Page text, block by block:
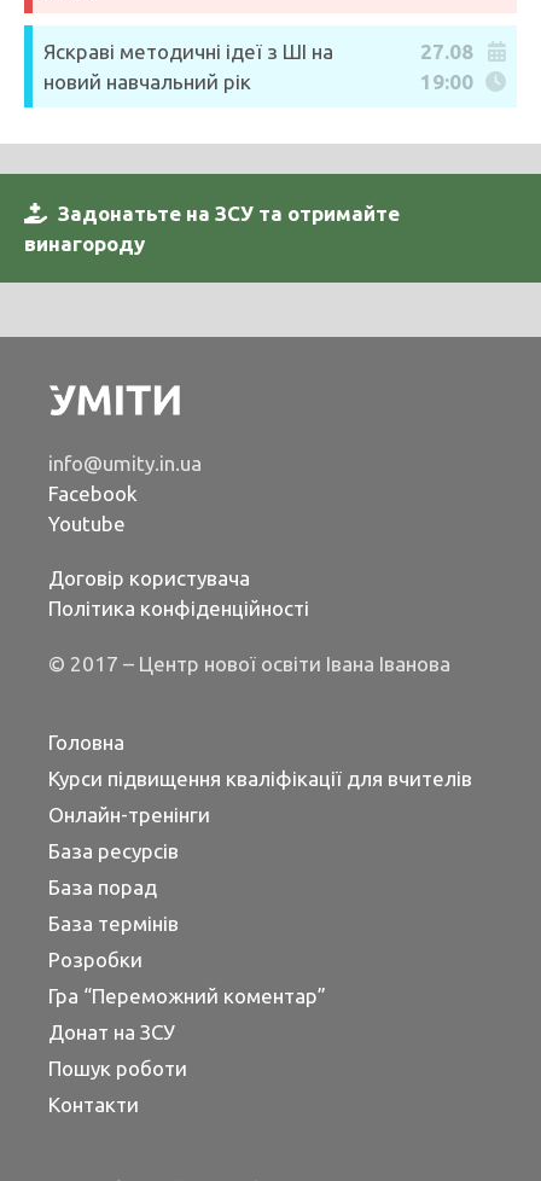
Яскраві методичні ідеї з ШІ на
новий навчальний рік
27.08
19:00
Задонатьте на ЗСУ та отримайте
винагороду
info@umity.in.ua
Facebook
Youtube
Договір користувача
Політика конфіденційності
© 2017 – Центр нової освіти Івана Іванова
Головна
Курси підвищення кваліфікації для вчителів
Онлайн-тренінги
База ресурсів
База порад
База термінів
Розробки
Гра “Переможний коментар”
Донат на ЗСУ
Пошук роботи
Контакти